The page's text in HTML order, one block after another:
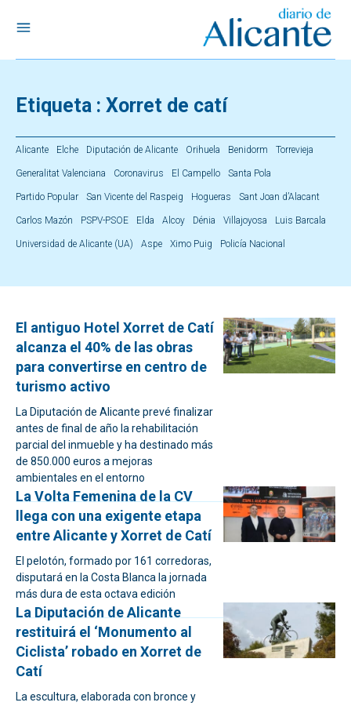
Etiqueta : Xorret de catí
Alicante Elche Diputación de Alicante Orihuela Benidorm Torrevieja
Generalitat Valenciana Coronavirus El Campello Santa Pola
Partido Popular San Vicente del Raspeig Hogueras Sant Joan d’Alacant
Carlos Mazón PSPV-PSOE Elda Alcoy Dénia Villajoyosa Luis Barcala
Universidad de Alicante (UA) Aspe Ximo Puig Policía Nacional
El antiguo Hotel Xorret de Catí
alcanza el 40% de las obras
para convertirse en centro de
turismo activo
La Diputación de Alicante prevé finalizar
antes de final de año la rehabilitación
parcial del inmueble y ha destinado más
de 850.000 euros a mejoras
ambientales en el entorno
La Volta Femenina de la CV
llega con una exigente etapa
entre Alicante y Xorret de Catí
El pelotón, formado por 161 corredoras,
disputará en la Costa Blanca la jornada
más dura de esta octava edición
La Diputación de Alicante
restituirá el ‘Monumento al
Ciclista’ robado en Xorret de
Catí
La escultura, elaborada con bronce y